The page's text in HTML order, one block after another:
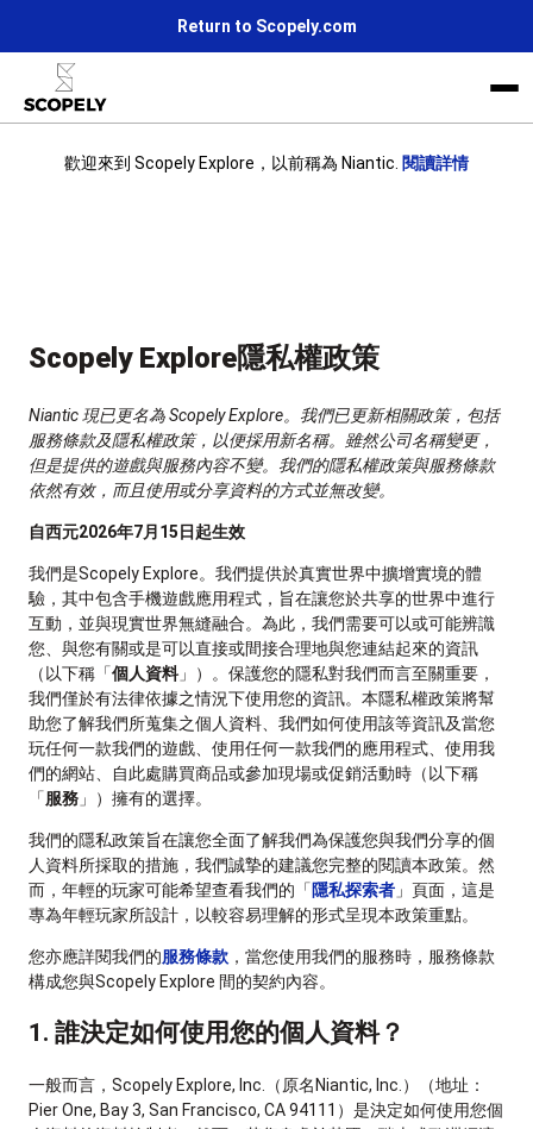
Return to Scopely.com
歡迎來到 Scopely Explore，以前稱為 Niantic. 閱讀詳情
Scopely Explore隱私權政策
Niantic 現已更名為 Scopely Explore。我們已更新相關政策，包括
服務條款及隱私權政策，以便採用新名稱。雖然公司名稱變更，
但是提供的遊戲與服務內容不變。我們的隱私權政策與服務條款
依然有效，而且使用或分享資料的方式並無改變。
自西元2026年7月15日起生效
我們是Scopely Explore。我們提供於真實世界中擴增實境的體
驗，其中包含手機遊戲應用程式，旨在讓您於共享的世界中進行
互動，並與現實世界無縫融合。為此，我們需要可以或可能辨識
您、與您有關或是可以直接或間接合理地與您連結起來的資訊
（以下稱「個人資料」）。保護您的隱私對我們而言至關重要，
我們僅於有法律依據之情況下使用您的資訊。本隱私權政策將幫
助您了解我們所蒐集之個人資料、我們如何使用該等資訊及當您
玩任何一款我們的遊戲、使用任何一款我們的應用程式、使用我
們的網站、自此處購買商品或參加現場或促銷活動時（以下稱
「服務 」）擁有的選擇。
我們的隱私政策旨在讓您全面了解我們為保護您與我們分享的個
人資料所採取的措施，我們誠摯的建議您完整的閱讀本政策。然
而，年輕的玩家可能希望查看我們的「 隱私探索者 」頁面，這是
專為年輕玩家所設計，以較容易理解的形式呈現本政策重點。
您亦應詳閱我們的服務條款 ，當您使用我們的服務時，服務條款
構成您與Scopely Explore 間的契約內容。
1. 誰決定如何使用您的個人資料？
一般而言，Scopely Explore, Inc.（原名Niantic, Inc.）（地址：
Pier One, Bay 3, San Francisco, CA 94111）是決定如何使用您個